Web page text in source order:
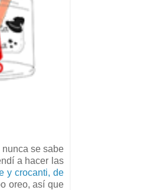
se sabe
a hacer las
y crocanti, de
oreo, así que